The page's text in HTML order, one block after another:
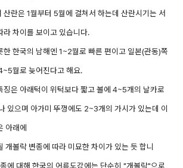
산란은 1월부터 5월에 걸쳐서 하는데 산란시기는 서
라 차이를 보이고 있습니다.
한 한국의 남해엔 1~2월로 빠른 편이고 일본(관동)쪽
월로 늦어진다고 해요.
징은 아래턱이 위턱보다 짧고 볼에 4~5개의 날카로
있으며 아가미 뚜껑에도 2~3개의 가시가 있는데 이
아래에
개볼락 변종에 따라 미묘한 차이가 있는 듯 합니
에 대해 한국의 어류도감에는 단순히 "개볼락"으로